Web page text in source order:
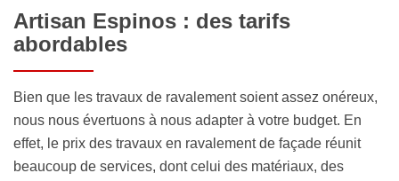
Artisan Espinos : des tarifs
abordables
Bien que les travaux de ravalement soient assez onéreux,
nous nous évertuons à nous adapter à votre budget. En
effet, le prix des travaux en ravalement de façade réunit
beaucoup de services, dont celui des matériaux, des